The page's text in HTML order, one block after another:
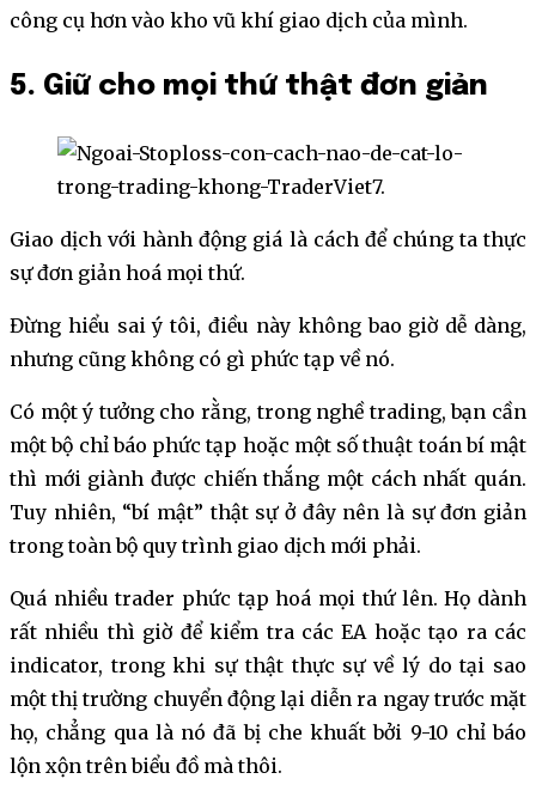
công cụ hơn vào kho vũ khí giao dịch của mình.
5. Giữ cho mọi thứ thật đơn giản
Giao dịch với hành động giá là cách để chúng ta thực
sự đơn giản hoá mọi thứ.
Đừng hiểu sai ý tôi, điều này không bao giờ dễ dàng,
nhưng cũng không có gì phức tạp về nó.
Có một ý tưởng cho rằng, trong nghề trading, bạn cần
một bộ chỉ báo phức tạp hoặc một số thuật toán bí mật
thì mới giành được chiến thắng một cách nhất quán.
Tuy nhiên, “bí mật” thật sự ở đây nên là sự đơn giản
trong toàn bộ quy trình giao dịch mới phải.
Quá nhiều trader phức tạp hoá mọi thứ lên. Họ dành
rất nhiều thì giờ để kiểm tra các EA hoặc tạo ra các
indicator, trong khi sự thật thực sự về lý do tại sao
một thị trường chuyển động lại diễn ra ngay trước mặt
họ, chẳng qua là nó đã bị che khuất bởi 9-10 chỉ báo
lộn xộn trên biểu đồ mà thôi.